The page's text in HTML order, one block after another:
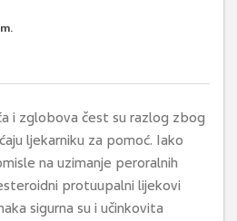
i zglobova čest su razlog zbog
ljekarniku za pomoć. Iako
na uzimanje peroralnih
protuupalni lijekovi
sigurna su i učinkovita